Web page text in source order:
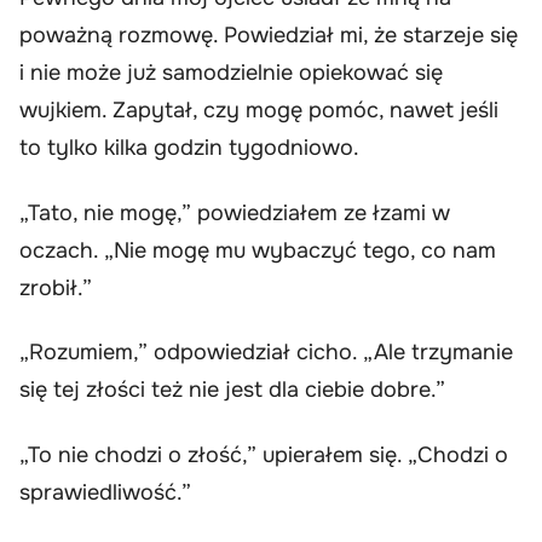
poważną rozmowę. Powiedział mi, że starzeje się
i nie może już samodzielnie opiekować się
wujkiem. Zapytał, czy mogę pomóc, nawet jeśli
to tylko kilka godzin tygodniowo.
„Tato, nie mogę,” powiedziałem ze łzami w
oczach. „Nie mogę mu wybaczyć tego, co nam
zrobił.”
„Rozumiem,” odpowiedział cicho. „Ale trzymanie
się tej złości też nie jest dla ciebie dobre.”
„To nie chodzi o złość,” upierałem się. „Chodzi o
sprawiedliwość.”